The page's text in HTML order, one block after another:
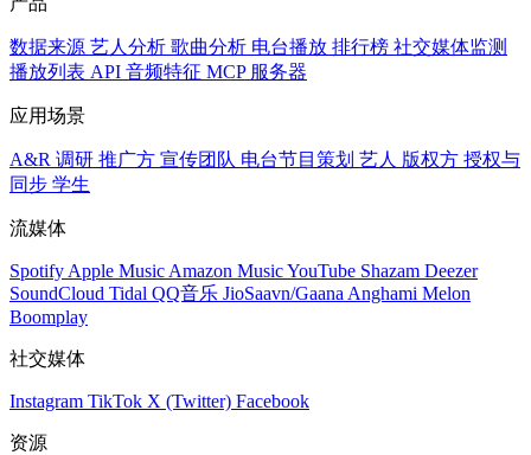
数据来源 艺人分析 歌曲分析 电台播放 排行榜 社交媒体监测
播放列表 API 音频特征 MCP 服务器
应用场景
A&R 调研 推广方 宣传团队 电台节目策划 艺人 版权方 授权与
同步 学生
流媒体
Spotify Apple Music Amazon MusicYouTube Shazam Deezer
SoundCloud Tidal QQ音乐 JioSaavn/Gaana Anghami Melon
Boomplay
社交媒体
Instagram TikTok X (Twitter) Facebook
资源